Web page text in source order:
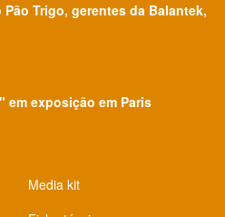
Trigo, gerentes da Balantek,
em exposição em Paris
Media kit